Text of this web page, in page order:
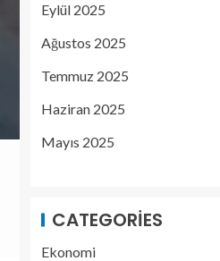
Eylül 2025
Ağustos 2025
Temmuz 2025
Haziran 2025
Mayıs 2025
CATEGORIES
Ekonomi